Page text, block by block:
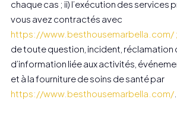
chaque cas ; ii) l’exécution des services
vous avez contractés avec
https://www.besthousemarbella.com/ ;
de toute question, incident, réclamation
d’information liée aux activités,
et à la fourniture de soins de santé par
https://www.besthousemarbella.com/